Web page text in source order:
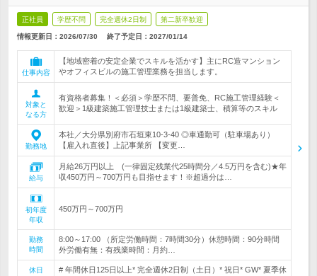
正社員 学歴不問 完全週休2日制 第二新卒歓迎
情報更新日：2026/07/30 終了予定日： 2027/01/14
仕事内容
【地域密着の安定企業でスキルを活かす】主にRC造マンション
やオフィスビルの施工管理業務を担当します。
対象と
なる方
有資格者募集！＜必須＞学歴不問、要普免、RC施工管理経験＜
歓迎＞1級建築施工管理技士または1級建築士、積算等のスキル
勤務地
本社／大分県別府市石垣東10-3-40 ◎車通勤可（駐車場あり）
【雇入れ直後】上記事業所 【変更…
給与
月給26万円以上 (一律固定残業代25時間分／4.5万円を含む)★年
収450万円～700万円も目指せます！※超過分は…
初年度
年収
450万円～700万円
勤務
時間
8:00～17:00 （所定労働時間：7時間30分）休憩時間：90分時間
外労働有無：有残業時間：月約…
休日
# 年間休日125日以上* 完全週休2日制（土日）* 祝日* GW* 夏季休